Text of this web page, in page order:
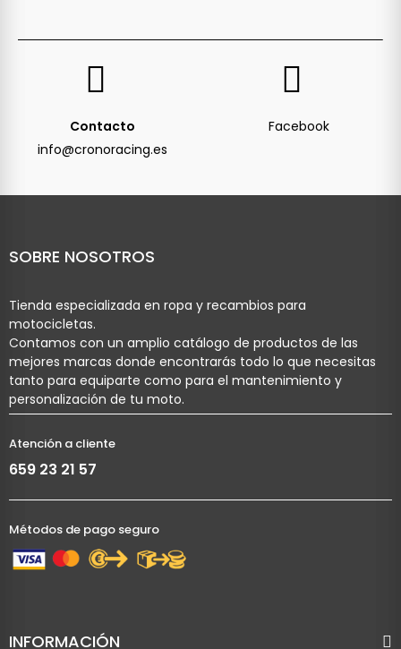
Contacto
info@cronoracing.es
Facebook
SOBRE NOSOTROS
Tienda especializada en ropa y recambios para
motocicletas.
Contamos con un amplio catálogo de productos de las
mejores marcas donde encontrarás todo lo que necesitas
tanto para equiparte como para el mantenimiento y
personalización de tu moto.
Atención a cliente
659 23 21 57
Métodos de pago seguro
INFORMACIÓN